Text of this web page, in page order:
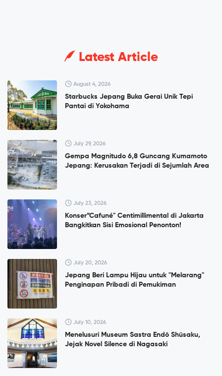
Latest Article
August 4, 2026
Starbucks Jepang Buka Gerai Unik Tepi
Pantai di Yokohama
July 29, 2026
Gempa Magnitudo 6,8 Guncang Kumamoto
Jepang: Kerusakan Terjadi di Sejumlah Area
July 23, 2026
Konser”Cafuné" Centimillimental di Jakarta
Bangkitkan Sisi Emosional Penonton!
July 20, 2026
Jepang Beri Lampu Hijau untuk "Melarang"
Penginapan Pribadi di Pemukiman
July 10, 2026
Menelusuri Museum Sastra Endō Shūsaku,
Jejak Novel Silence di Nagasaki